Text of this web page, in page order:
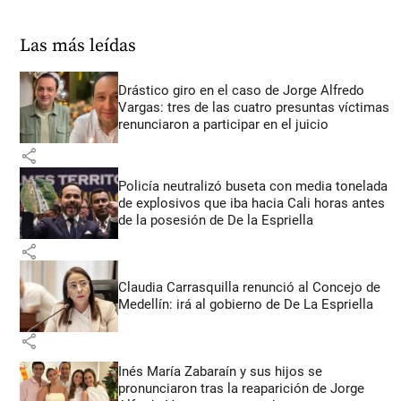
Las más leídas
Drástico giro en el caso de Jorge Alfredo
Vargas: tres de las cuatro presuntas víctimas
renunciaron a participar en el juicio
share
Policía neutralizó buseta con media tonelada
de explosivos que iba hacia Cali horas antes
de la posesión de De la Espriella
share
Claudia Carrasquilla renunció al Concejo de
Medellín: irá al gobierno de De La Espriella
share
Inés María Zabaraín y sus hijos se
pronunciaron tras la reaparición de Jorge